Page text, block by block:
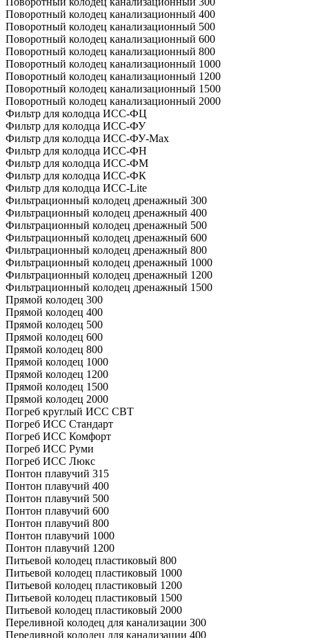
Поворотный колодец канализационный 400
Поворотный колодец канализационный 500
Поворотный колодец канализационный 600
Поворотный колодец канализационный 800
Поворотный колодец канализационный 1000
Поворотный колодец канализационный 1200
Поворотный колодец канализационный 1500
Поворотный колодец канализационный 2000
Фильтр для колодца ИСС-ФЦ
Фильтр для колодца ИСС-ФУ
Фильтр для колодца ИСС-ФУ-Мах
Фильтр для колодца ИСС-ФН
Фильтр для колодца ИСС-ФМ
Фильтр для колодца ИСС-ФК
Фильтр для колодца ИСС-Lite
Фильтрационный колодец дренажный 300
Фильтрационный колодец дренажный 400
Фильтрационный колодец дренажный 500
Фильтрационный колодец дренажный 600
Фильтрационный колодец дренажный 800
Фильтрационный колодец дренажный 1000
Фильтрационный колодец дренажный 1200
Фильтрационный колодец дренажный 1500
Прямой колодец 300
Прямой колодец 400
Прямой колодец 500
Прямой колодец 600
Прямой колодец 800
Прямой колодец 1000
Прямой колодец 1200
Прямой колодец 1500
Прямой колодец 2000
Погреб круглый ИСС СВТ
Погреб ИСС Стандарт
Погреб ИСС Комфорт
Погреб ИСС Руми
Погреб ИСС Люкс
Понтон плавучий 315
Понтон плавучий 400
Понтон плавучий 500
Понтон плавучий 600
Понтон плавучий 800
Понтон плавучий 1000
Понтон плавучий 1200
Питьевой колодец пластиковый 800
Питьевой колодец пластиковый 1000
Питьевой колодец пластиковый 1200
Питьевой колодец пластиковый 1500
Питьевой колодец пластиковый 2000
Переливной колодец для канализации 300
Переливной колодец для канализации 400